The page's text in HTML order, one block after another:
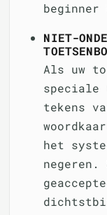
beginner
NIET-
Als uw
tekens
het
negeren.